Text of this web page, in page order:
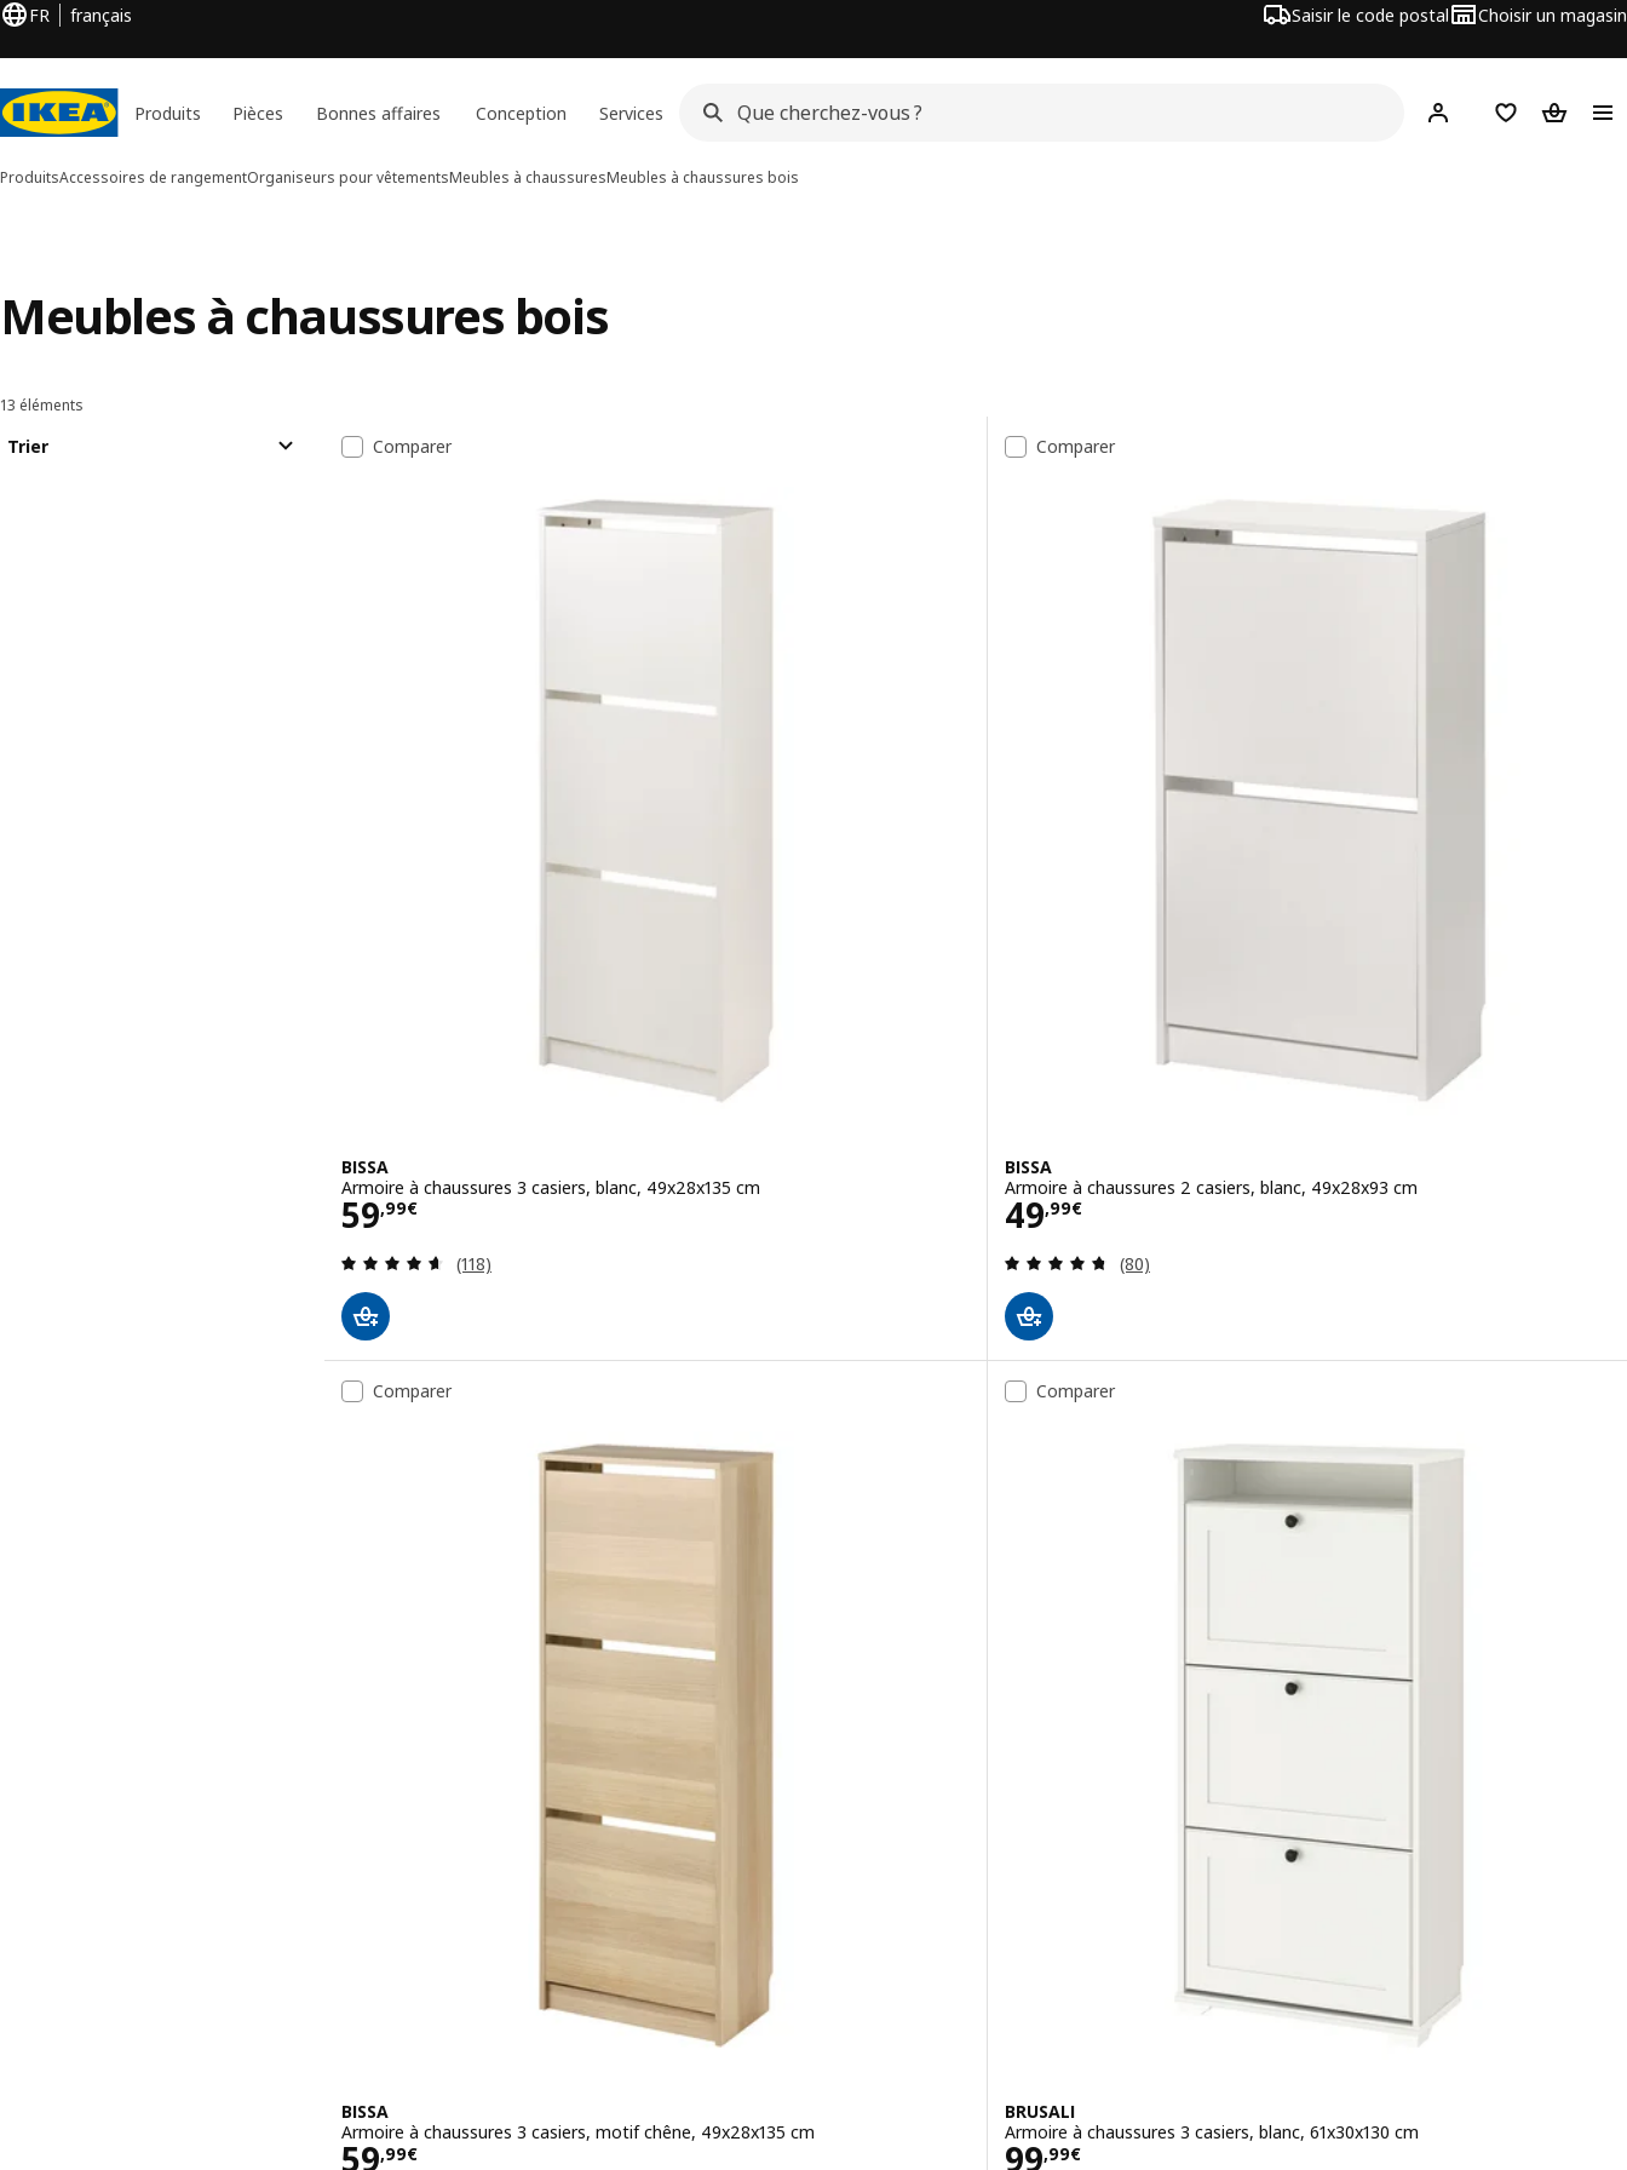
FR français Saisir le code postal Choisir un magasin
Produits Pièces Bonnes affaires Conception Services Mon compteFavorisPanier
ProduitsAccessoires de rangementOrganiseurs pour vêtementsMeubles à chaussuresMeubles à chaussures bois
Meubles à chaussures bois
Trier et filtrer
13 éléments
Trier Liste des résultats
Comparer
BISSA
Armoire à chaussures 3 casiers, blanc, 49x28x135 cm
59,99€
Prix 59,99€
Révision: 4.6 hors de 5 étoiles. Nombre total de commentaires:
(118)
Comparer
BISSA
Armoire à chaussures 2 casiers, blanc, 49x28x93 cm
49,99€
Prix 49,99€
Révision: 4.7 hors de 5 étoiles. Nombre total de
(80)
Comparer
BISSA
Armoire à chaussures 3 casiers, motif chêne, 49x28x135 cm
59,99€
Prix 59,99€
Comparer
BRUSALI
Armoire à chaussures 3 casiers, blanc, 61x30x130 cm
99,99€
Prix 99,99€